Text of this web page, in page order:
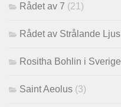
Rådet av 7 (21)
Rådet av Strålande Ljus
Rositha Bohlin i Sverige
Saint Aeolus (3)